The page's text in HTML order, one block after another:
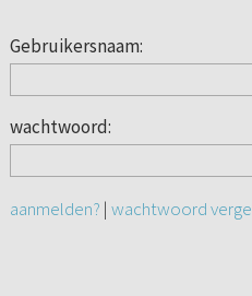
Gebruikersnaam:
wachtwoord:
aanmelden? | wachtwoord